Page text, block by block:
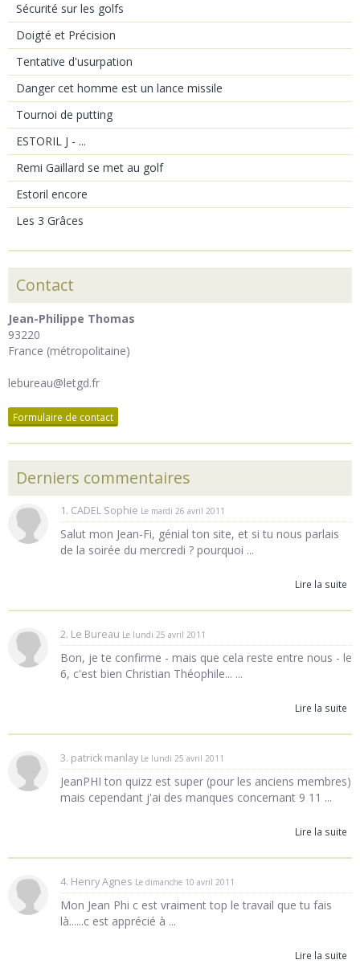
Sécurité sur les golfs
Doigté et Précision
Tentative d'usurpation
Danger cet homme est un lance missile
Tournoi de putting
ESTORIL J - ...
Remi Gaillard se met au golf
Estoril encore
Les 3 Grâces
Contact
Jean-Philippe Thomas
93220
France (métropolitaine)
lebureau@letgd.fr
Formulaire de contact
Derniers commentaires
1. CADEL Sophie Le mardi 26 avril 2011
Salut mon Jean-Fi, génial ton site, et si tu nous parlais
de la soirée du mercredi ? pourquoi ...
Lire la suite
2. Le Bureau Le lundi 25 avril 2011
Bon, je te confirme - mais que cela reste entre nous - le
6, c'est bien Christian Théophile... ...
Lire la suite
3. patrick manlay Le lundi 25 avril 2011
JeanPHI ton quizz est super (pour les anciens membres)
mais cependant j'ai des manques concernant 9 11 ...
Lire la suite
4. Henry Agnes Le dimanche 10 avril 2011
Mon Jean Phi c est vraiment top le travail que tu fais
là......c est apprécié à ...
Lire la suite